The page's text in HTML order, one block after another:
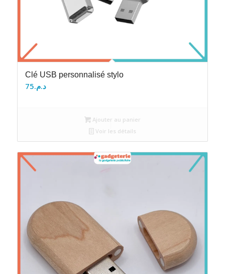
Clé USB personnalisé stylo
د.م.75
Ajouter au panier
Voir les détails